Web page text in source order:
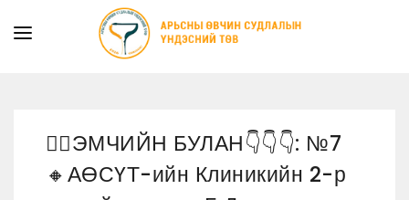
ХУУЛЬ ЭРХ ЗҮЙ
МЭДЭЭ
👩‍⚕️ЭМЧИЙН БУЛАН👇👇👇: №7
🔸АӨСҮТ-ийн Клиникийн 2-р